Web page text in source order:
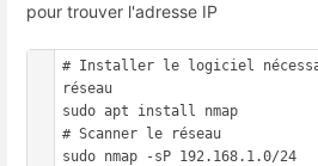
pour trouver l'adresse IP
# Installer le logiciel
réseau
sudo apt install nmap
# Scanner le réseau
sudo nmap -sP 192.168.1.0/24